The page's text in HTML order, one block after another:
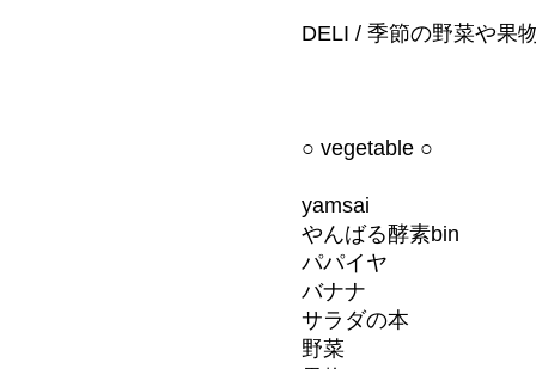
DELI / 季節の野菜や果
○ vegetable ○
yamsai
やんばる酵素bin
パパイヤ
バナナ
サラダの本
野菜